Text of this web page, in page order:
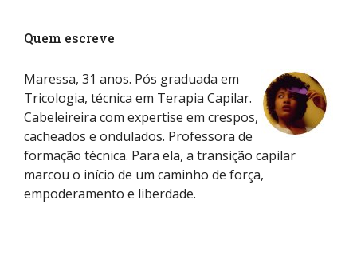
Quem escreve
Maressa, 31 anos. Pós graduada em
Tricologia, técnica em Terapia Capilar.
Cabeleireira com expertise em crespos,
cacheados e ondulados. Professora de
formação técnica. Para ela, a transição capilar
marcou o início de um caminho de força,
empoderamento e liberdade.